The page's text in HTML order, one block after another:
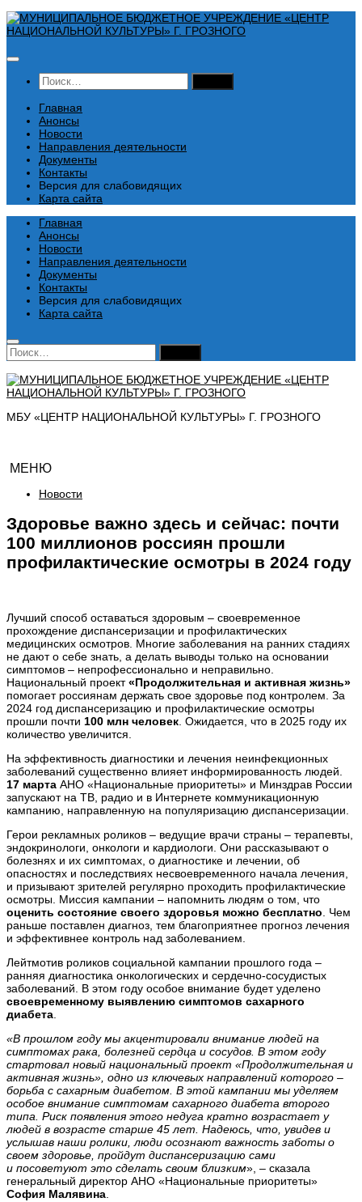
Перейти
к
Найти:
Главная
Анонсы
Новости
Направления деятельности
Документы
Контакты
Версия для слабовидящих
Карта сайта
Главная
Анонсы
Новости
Направления деятельности
Документы
Контакты
Версия для слабовидящих
Карта сайта
Найти:
МБУ «ЦЕНТР НАЦИОНАЛЬНОЙ КУЛЬТУРЫ» Г. ГРОЗНОГО
МЕНЮ
Новости
Здоровье важно здесь и сейчас: почти
100 миллионов россиян прошли
профилактические осмотры в 2024 году
Лучший способ оставаться здоровым – своевременное
прохождение диспансеризации и профилактических
медицинских осмотров. Многие заболевания на ранних стадиях
не дают о себе знать, а делать выводы только на основании
симптомов – непрофессионально и неправильно.
Национальный проект«Продолжительная и активная жизнь»
помогает россиянам держать свое здоровье под контролем. За
2024 год диспансеризацию и профилактические осмотры
прошли почти 100 млн человек . Ожидается, что в 2025 году их
количество увеличится.
На эффективность диагностики и лечения неинфекционных
заболеваний существенно влияет информированность людей.
17 марта АНО «Национальные приоритеты» и Минздрав России
запускают на ТВ, радио и в Интернете коммуникационную
кампанию, направленную на популяризацию диспансеризации.
Герои рекламных роликов – ведущие врачи страны – терапевты,
эндокринологи, онкологи и кардиологи. Они рассказывают о
болезнях и их симптомах, о диагностике и лечении, об
опасностях и последствиях несвоевременного начала лечения,
и призывают зрителей регулярно проходить профилактические
осмотры. Миссия кампании – напомнить людям о том, что
оценить состояние своего здоровья можно бесплатно . Чем
раньше поставлен диагноз, тем благоприятнее прогноз лечения
и эффективнее контроль над заболеванием.
Лейтмотив роликов социальной кампании прошлого года –
ранняя диагностика онкологических и сердечно-сосудистых
заболеваний. В этом году особое внимание будет уделено
своевременному выявлению симптомов сахарного
диабета.
«В прошлом годумы акцентировали внимание людей на
симптомах рака, болезней сердца и сосудов. В этом году
стартовал новый национальный проект «Продолжительная и
активная жизнь», одно из ключевых направлений которого –
борьба с сахарным диабетом. В этой кампании мы уделяем
особое внимание симптомам сахарного диабета второго
типа. Риск появления этого недуга кратно возрастает у
людей в возрасте старше 45 лет. Надеюсь, что, увидев и
услышав наши ролики,люди осознают важность заботы о
своем здоровье, пройдут диспансеризацию сами
и посоветуют это сделать своим близким», – сказала
генеральный директор АНО «Национальные приоритеты»
София Малявина.